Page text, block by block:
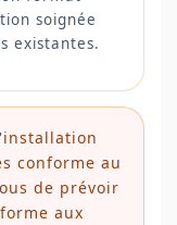
soignée
existantes.
conforme au
de prévoir
aux